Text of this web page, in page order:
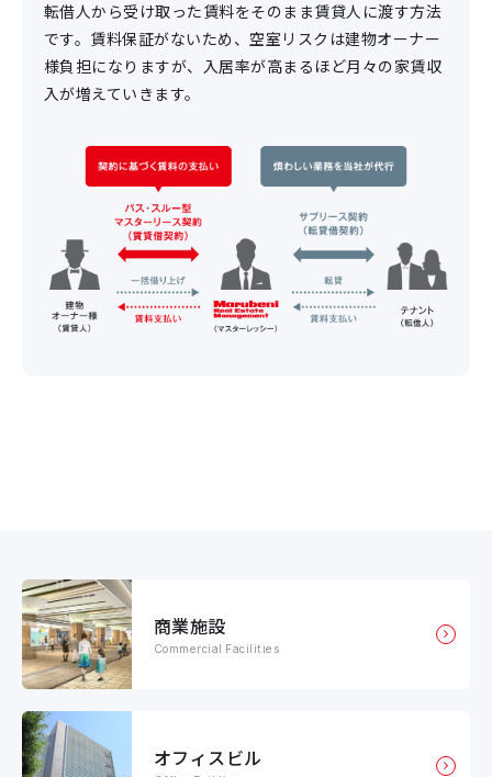
転借人から受け取った賃料をそのまま賃貸人に渡す方法
です。賃料保証がないため、空室リスクは建物オーナー
様負担になりますが、入居率が高まるほど月々の家賃収
入が増えていきます。
商業施設
Commercial Facilities
オフィスビル